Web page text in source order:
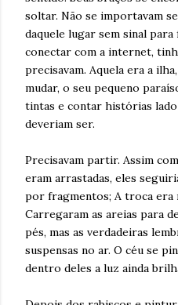
soltar. Não se importavam
daquele lugar sem sinal
conectar com a internet,
precisavam. Aquela era a
mudar, o seu pequeno
tintas e contar histórias lado
deveriam ser.
Precisavam partir. Assim
eram arrastadas, eles
por fragmentos; A troca era
Carregaram as areias para
pés, mas as verdadeiras
suspensas no ar. O céu se
dentro deles a luz ainda